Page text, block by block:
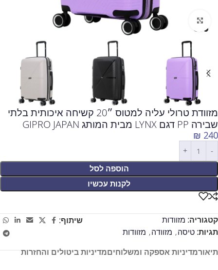
מזוודת טרולי עליה למטוס ״20 קשיחה איכותית בלתי
שבירה PP דגם LYNX מבית המותג GIPRO JAPAN
₪ 240
הוספה לסל
לקנות עכשיו
קטגוריה: מזוודות
תגיות: טיסה, מזוודה, מזוודות
שיתוף:
תיאורמדיניות אספקה ומשלוחיםמדיניות ביטולים והחזרות
לחצו להגדלה